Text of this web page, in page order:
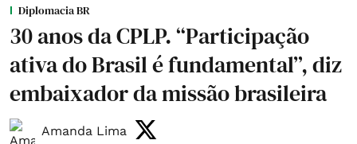
Diplomacia BR
30 anos da CPLP. “Participação
ativa do Brasil é fundamental”, diz
embaixador da missão brasileira
Amanda Lima